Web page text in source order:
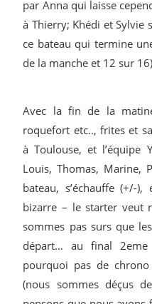
par Anna qui laisse
à Thierry; Khédi et Sylvie
ce bateau qui termine
de la manche et 12 sur
Avec la fin de la
roquefort etc.., frites et
à Toulouse, et l’équipe
Louis, Thomas, Marine,
bateau, s’échauffe (+/-
bizarre – le starter veut
sommes pas surs que
départ… au final
pourquoi pas de
(nous sommes déçus